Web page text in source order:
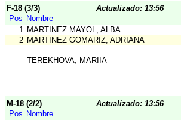
F-18 (3/3) Actualizado: 13:56
Pos Nombre
1 MARTINEZ MAYOL, ALBA
2 MARTINEZ GOMARIZ, ADRIANA
TEREKHOVA, MARIIA
M-18 (2/2) Actualizado: 13:56
Pos Nombre